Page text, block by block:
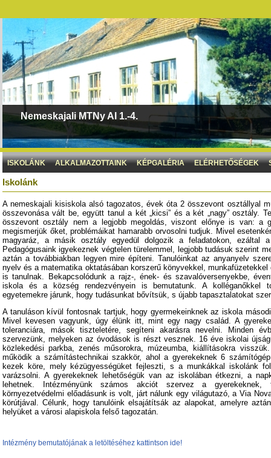
Nemeskajali MTNy AI 1.-4.
ISKOLÁNK ALKALMAZOTTAINK KÉPGALÉRIA ELÉRHETŐSÉGEK
Iskolánk
A nemeskajali kisiskola alsó tagozatos, évek óta 2 összevont osztállyal
összevonása vált be, együtt tanul a két „kicsi” és a két „nagy” osztály.
összevont osztály nem a legjobb megoldás, viszont előnye is van: a
megismerjük őket, problémáikat hamarabb orvosolni tudjuk. Mivel
magyaráz, a másik osztály egyedül dolgozik a feladatokon, ezáltal
Pedagógusaink igyekeznek végtelen türelemmel, legjobb tudásuk szerint
aztán a továbbiakban legyen mire építeni. Tanulóinkat az anyanyelv
nyelv és a matematika oktatásában korszerű könyvekkel,
is tanulnak. Bekapcsolódunk a rajz-, ének- és szavalóversenyekbe,
iskola és a község rendezvényein is bemutatunk. A kolléganőkkel
egyetemekre járunk, hogy tudásunkat bővítsük, s újabb tapasztalatokat
A tanuláson kívül fontosnak tartjuk, hogy gyermekeinknek az iskola
Mivel kevesen vagyunk, úgy élünk itt, mint egy nagy család. A
toleranciára, mások tiszteletére, segíteni akarásra nevelni. Minden
szervezünk, melyeken az óvodások is részt vesznek. 16 éve iskolai
közlekedési parkba, zenés műsorokra, múzeumba, kiállításokra
működik a számítástechnikai szakkör, ahol a gyerekeknek 6
kezek köre, mely kézügyességüket fejleszti, s a munkákkal iskolánk
varázsolni. A gyerekeknek lehetőségük van az iskolában étkezni, a
lehetnek. Intézményünk számos akciót szervez a gyerekeknek,
környezetvédelmi előadásunk is volt, járt nálunk egy világutazó, a Via
körútjával. Célunk, hogy tanulóink elsajátítsák az alapokat, amelyre
helyüket a városi alapiskola felső tagozatán.
Intézmény bemutatójának a letöltéséhez kattintson ide!